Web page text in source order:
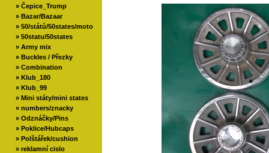
» Čepice_Trump
» Bazar/Bazaar
» 50/států/50states/moto
» 50statu/50states
» Army mix
» Buckles / Přezky
» Combination
» Klub_180
» Klub_99
» Mini státy/mini states
» numbers/znacky
» Odznáčky/Pins
» Poklice/Hubcaps
» Polštářek/cushion
» reklamní cislo